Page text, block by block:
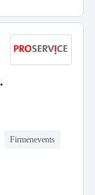
Firmenevents